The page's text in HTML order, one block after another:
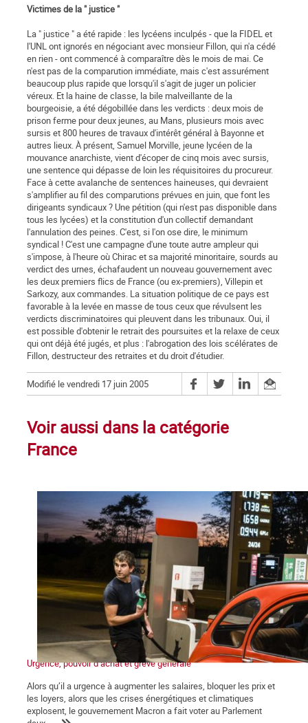
Victimes de la " justice "
La " justice " a été rapide : les lycéens inculpés - que la FIDEL et
l'UNL ont ignorés en négociant avec monsieur Fillon, qui n'a cédé
en rien - ont commencé à comparaître dès le mois de mai. Ce
n'est pas de la comparution immédiate, mais c'est assurément
beaucoup plus rapide que lorsqu'il s'agit de juger un policier
véreux. Et la haine de classe, la bile malveillante de la
bourgeoisie, a été dégobillée dans les verdicts : deux mois de
prison ferme pour deux jeunes, au Mans, plusieurs mois avec
sursis et 800 heures de travaux d'intérêt général à Bayonne et
autres lieux. À présent, Samuel Morville, jeune lycéen de la
mouvance anarchiste, vient d'écoper de cinq mois avec sursis,
une sentence qui dépasse de loin les réquisitoires du procureur.
Face à cette avalanche de sentences haineuses, qui devraient
s'amplifier au fil des comparutions prévues en juin, que font les
dirigeants syndicaux ? Une pétition (qui n'est pas disponible dans
tous les lycées) et la constitution d'un collectif demandant
l'annulation des peines. C'est, si l'on ose dire, le minimum
syndical ! C'est une campagne d'une toute autre ampleur qui
s'impose, à l'heure où Chirac et sa majorité minoritaire, sourds au
verdict des urnes, échafaudent un nouveau gouvernement avec
les deux premiers flics de France (ou ex-premiers), Villepin et
Sarkozy, aux commandes. La situation politique de ce pays est
favorable à la levée en masse de tous ceux que révulsent les
verdicts discriminatoires qui pleuvent dans les tribunaux. Oui, il
est possible d'obtenir le retrait des poursuites et la relaxe de ceux
qui ont déjà été jugés, et plus : l'abrogation des lois scélérates de
Fillon, destructeur des retraites et du droit d'étudier.
Modifié le vendredi 17 juin 2005
Voir aussi dans la catégorie
France
Urgence, pouvoir d’achat et grève générale
Alors qu’il a urgence à augmenter les salaires, bloquer les prix et
les loyers, alors que les crises énergétiques et climatiques
explosent, le gouvernement Macron a fait voter au Parlement